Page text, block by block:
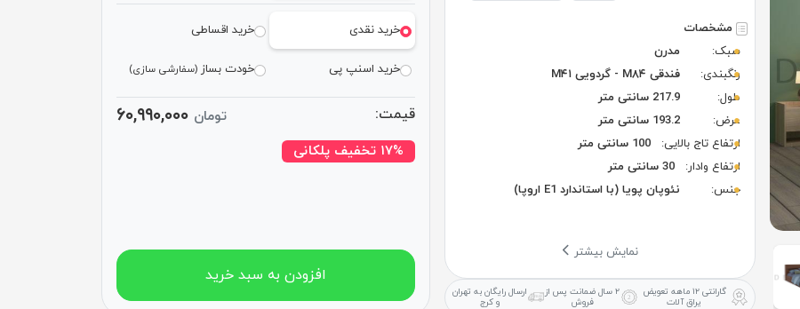
مشخصات
سبک:
مدرن
رنگبندی:
فندقی M۸۴ - گردویی M۴۱
طول:
217.9 سانتی متر
عرض:
193.2 سانتی متر
ارتفاع تاج بالایی:
100 سانتی متر
ارتفاع وادار:
30 سانتی متر
جنس:
نئوپان پویا (با استاندارد E1 اروپا)
نمایش بیشتر
گارانتی ۱۲ ماهه
تعویض
یراق آلات
۲ سال ضمانت
پس از
فروش
ارسال رایگان به تهران
و کرج
خرید نقدی خرید اقساطی
خرید اسنپ پی خودت بساز(سفارشی سازی)
قیمت: تومان ۶۰,۹۹۰,۰۰۰
۱۷% تخفیف پلکانی
افزودن به سبد خرید